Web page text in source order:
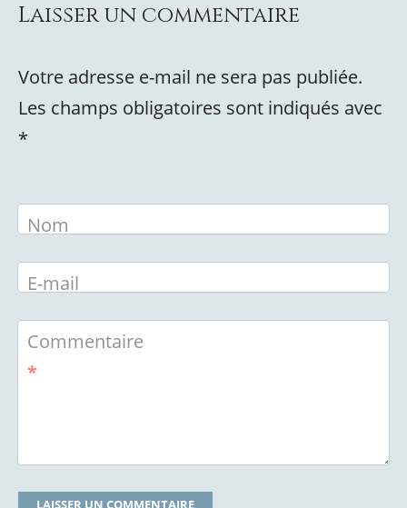
Laisser un commentaire
Votre adresse e-mail ne sera pas publiée.
Les champs obligatoires sont indiqués avec
*
Nom
E-mail
Commentaire
*